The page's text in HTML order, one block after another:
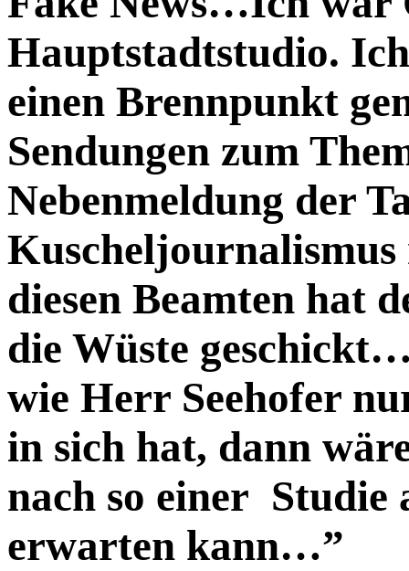
Hauptstadtstudio.
einen Brennpunkt
Sendungen zum
Nebenmeldung der
diesen Beamten hat
die Wüste
wie Herr Seehofer
in sich hat, dann
nach so einer Studie
erwarten kann…”